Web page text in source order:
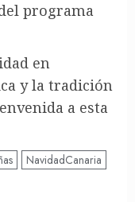
programa
en
y la tradición
a esta
NavidadCanaria